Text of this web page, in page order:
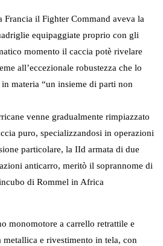
Francia il Fighter Command aveva la
equipaggiate proprio con gli
momento il caccia potè rivelare
all’eccezionale robustezza che lo
materia “un insieme di parti non
venne gradualmente rimpiazzato
puro, specializzandosi in operazioni
particolare, la IId armata di due
anticarro, meritò il soprannome di
di Rommel in Africa
monomotore a carrello retrattile e
e rivestimento in tela, con